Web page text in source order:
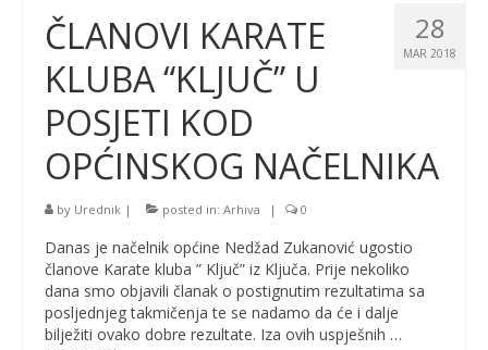
28
MAR 2018
ČLANOVI KARATE
KLUBA “KLJUČ” U
POSJETI KOD
OPĆINSKOG NAČELNIKA
by Urednik | posted in: Arhiva | 0
Danas je načelnik općine Nedžad Zukanović ugostio
članove Karate kluba ” Ključ” iz Ključa. Prije nekoliko
dana smo objavili članak o postignutim rezultatima sa
posljednjeg takmičenja te se nadamo da će i dalje
bilježiti ovako dobre rezultate. Iza ovih uspješnih …